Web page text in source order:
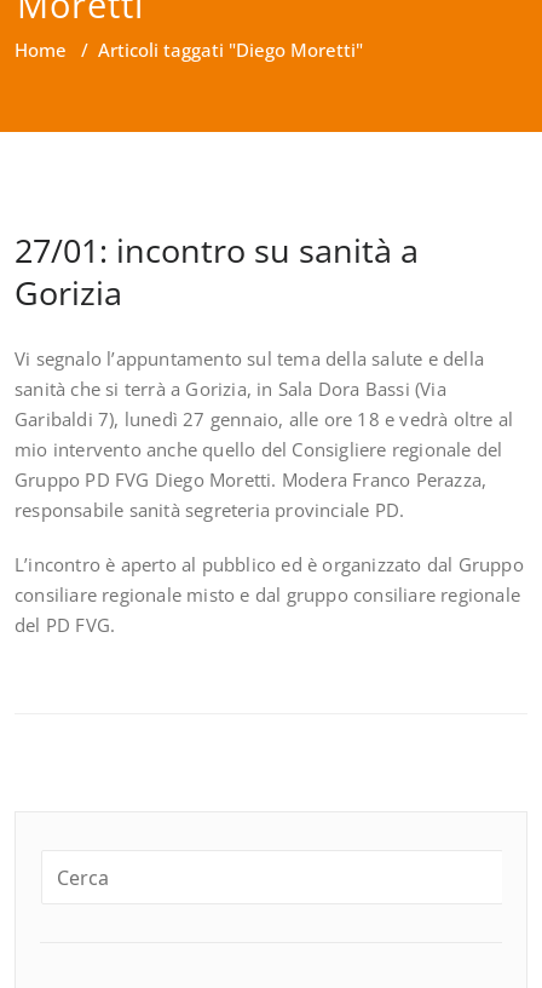
Home / Articoli taggati "Diego Moretti"
27/01: incontro su sanità a
Gorizia
Vi segnalo l’appuntamento sul tema della salute e della
sanità che si terrà a Gorizia, in Sala Dora Bassi (Via
Garibaldi 7), lunedì 27 gennaio, alle ore 18 e vedrà oltre al
mio intervento anche quello del Consigliere regionale del
Gruppo PD FVG Diego Moretti. Modera Franco Perazza,
responsabile sanità segreteria provinciale PD.
L’incontro è aperto al pubblico ed è organizzato dal Gruppo
consiliare regionale misto e dal gruppo consiliare regionale
del PD FVG.